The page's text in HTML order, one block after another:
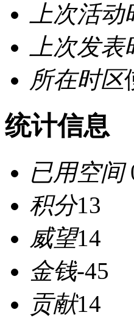
上次活动
上次发表
所在时区
统计信息
已用空间
积分13
威望14
金钱-45
贡献14